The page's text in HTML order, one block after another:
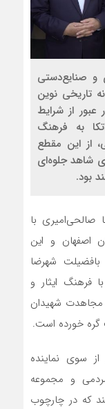
و صنایع‌دستی
تاریخی نوین
از شرایط
به فرهنگ
از این مقطع
شاهد جلوه‌ای
بود.
صالحی‌امیری با
اصفهان و این
شهرضا
فرهنگ ایثار و
مجاهدت شهیدان
خورده است.
سوی نماینده
و مجموعه
که در چارچوب